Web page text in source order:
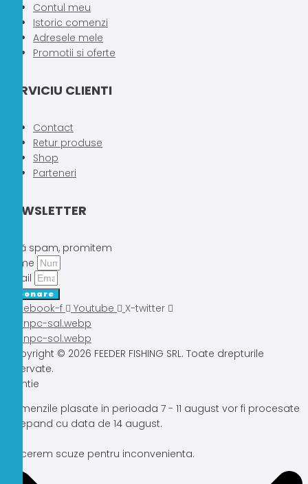
Contul meu
Istoric comenzi
Adresele mele
Promotii si oferte
SERVICIU CLIENTI
Contact
Retur produse
Shop
Parteneri
NEWSLETTER
Fără spam, promitem
Nume
Email
Abonare
Facebook-f Youtube X-twitter
Copyright © 2026 FEEDER FISHING SRL. Toate drepturile
rezervate.
Atentie
Comenzile plasate in perioada 7 - 11 august vor fi procesate
incepand cu data de 14 august.
Ne cerem scuze pentru inconvenienta.